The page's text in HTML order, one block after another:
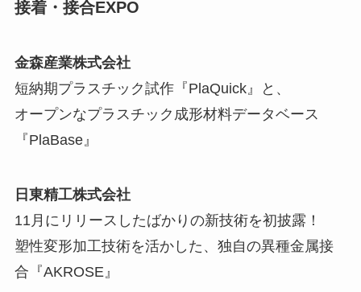
接着・接合EXPO
金森産業株式会社
短納期プラスチック試作『PlaQuick』と、
オープンなプラスチック成形材料データベース
『PlaBase』
日東精工株式会社
11月にリリースしたばかりの新技術を初披露！
塑性変形加工技術を活かした、独自の異種金属接
合『AKROSE』